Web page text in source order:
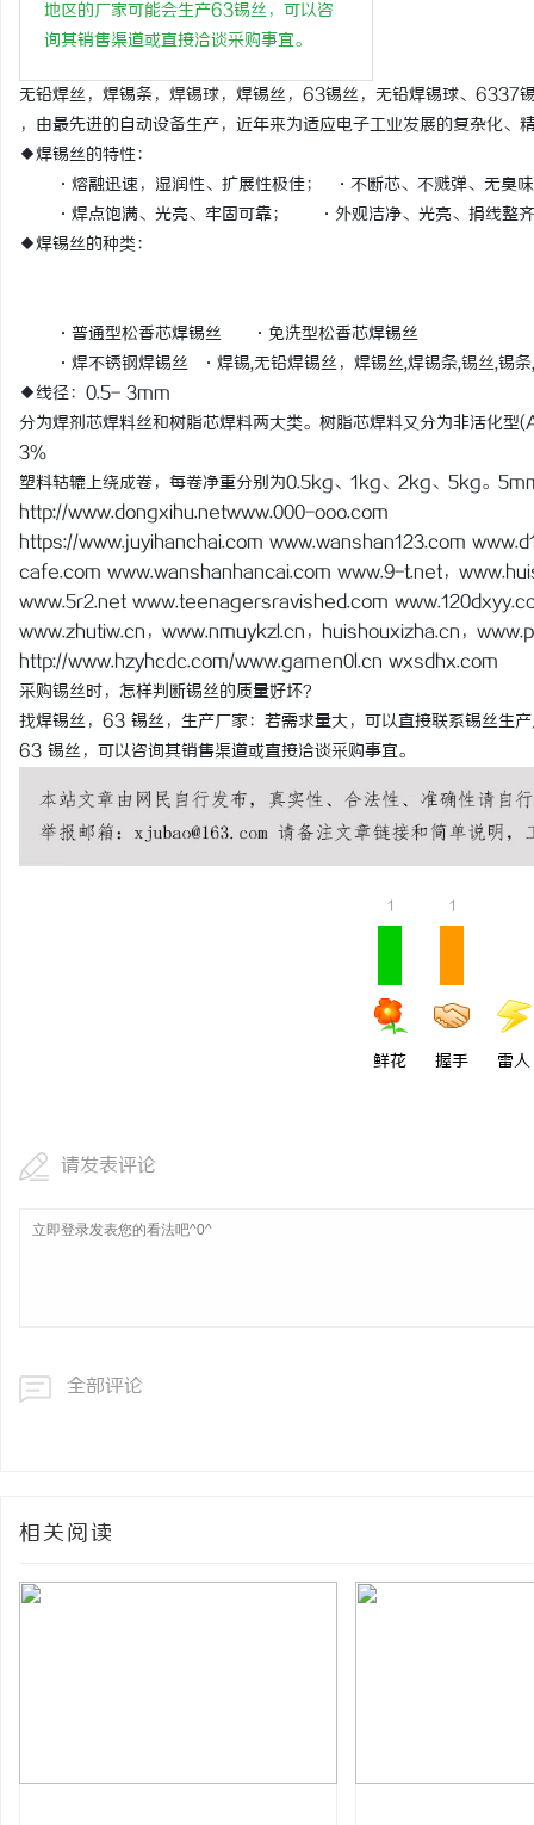
地区的厂家可能会生产63锡丝，可以咨
询其销售渠道或直接洽谈采购事宜。
无铅焊丝，焊锡条， 焊锡球，焊锡丝，63锡丝，无铅焊锡球、6337
，由最先进的自动设备生产，近年来为适应电子工业发展的复杂化
◆焊锡丝的特性：
·熔融迅速，湿润性、扩展性极佳； ·不断芯、不溅弹、无臭
·焊点饱满、光亮、牢固可靠； ·外观洁净、光亮、捐线整
◆焊锡丝的种类：
·普通型松香芯焊锡丝 ·免洗型松香芯焊锡丝
·焊不锈钢焊锡丝 ·焊锡,无铅焊锡丝，焊锡丝,焊锡条,锡丝,锡
◆线径：0.5- 3mm
分为焊剂芯焊料丝和树脂芯焊料两大类。树脂芯焊料又分为非活化
3％
塑料轱辘上绕成卷，每卷净重分别为0.5kg、1kg、2kg、5kg。
http://www.dongxihu.netwww.000-ooo.com
https://www.juyihanchai.com www.wanshan123.com
cafe.com www.wanshanhancai.com www.9-t.net，
www.5r2.net www.teenagersravished.com
www.zhutiw.cn，www.nmuykzl.cn，huishouxizha.cn，
http://www.hzyhcdc.com/www.gamen0l.cn wxsdhx.com
采购锡丝时，怎样判断锡丝的质量好坏？
找焊锡丝，63 锡丝，生产厂家：若需求量大，可以直接联系锡丝生
63 锡丝，可以咨询其销售渠道或直接洽谈采购事宜。
1
鲜花
1
握手 雷人
请发表评论
全部评论
相关阅读